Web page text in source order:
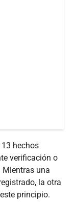
hechos
verificación o
Mientras una
la otra
principio.